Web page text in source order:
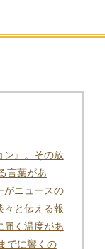
ン』。その放
言葉があ
がニュースの
々と伝える報
届く温度があ
でに響くの